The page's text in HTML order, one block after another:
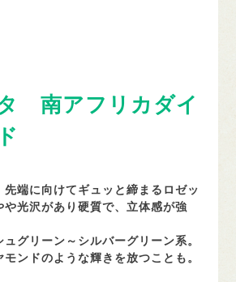
南アフリカダイ
先端に向けてギュッと締まるロゼッ
や光沢があり硬質で、立体感が強
グリーン～シルバーグリーン系。
ンドのような輝きを放つことも。